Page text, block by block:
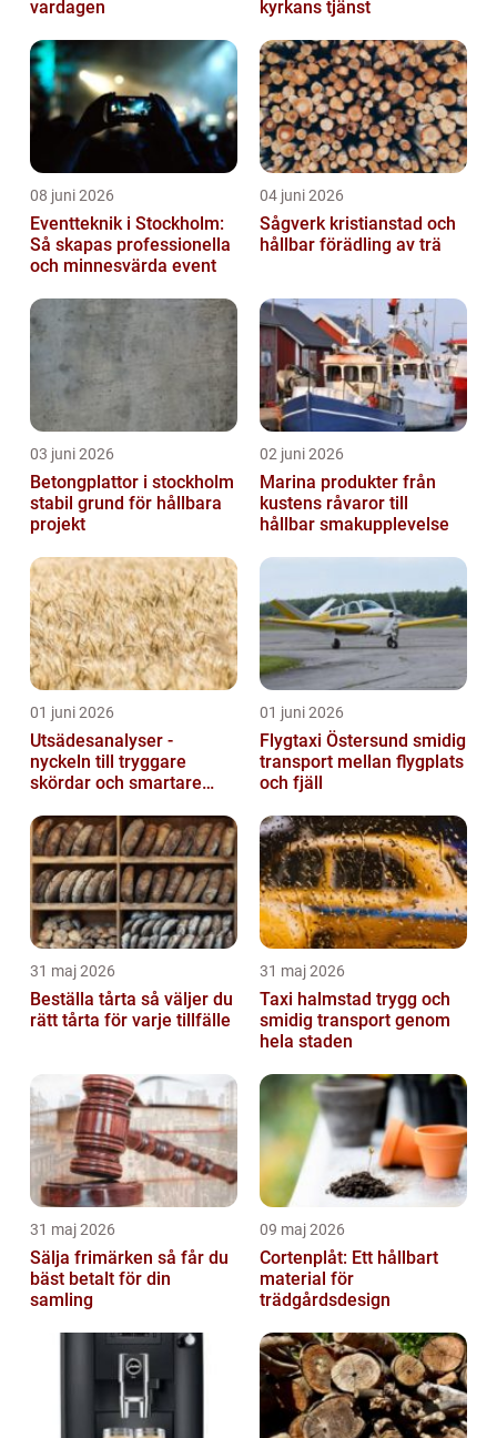
vardagen kyrkans tjänst
08 juni 2026
Eventteknik i Stockholm:
Så skapas professionella
och minnesvärda event
04 juni 2026
Sågverk kristianstad och
hållbar förädling av trä
03 juni 2026
Betongplattor i stockholm
stabil grund för hållbara
projekt
02 juni 2026
Marina produkter från
kustens råvaror till
hållbar smakupplevelse
01 juni 2026
Utsädesanalyser -
nyckeln till tryggare
skördar och smartare
01 juni 2026
Flygtaxi Östersund smidig
transport mellan flygplats
och fjäll
31 maj 2026
Beställa tårta så väljer du
rätt tårta för varje tillfälle
31 maj 2026
Taxi halmstad trygg och
smidig transport genom
hela staden
31 maj 2026
Sälja frimärken så får du
bäst betalt för din
samling
09 maj 2026
Cortenplåt: Ett hållbart
material för
trädgårdsdesign